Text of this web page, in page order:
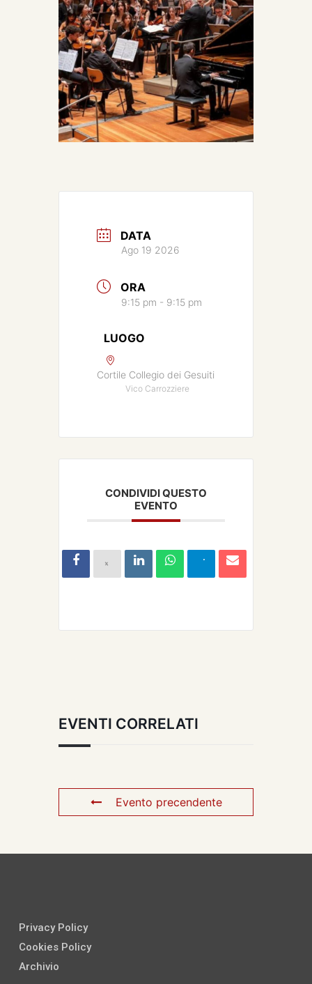
DATA
Ago 19 2026
ORA
9:15 pm - 9:15 pm
LUOGO
Cortile Collegio dei Gesuiti
Vico Carrozziere
CONDIVIDI QUESTO
EVENTO
EVENTI CORRELATI
Evento precendente
Privacy Policy
Cookies Policy
Archivio